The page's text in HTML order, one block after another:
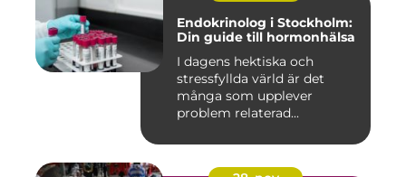
Endokrinolog i Stockholm:
Din guide till hormonhälsa
I dagens hektiska och
stressfyllda värld är det
många som upplever
problem relaterad...